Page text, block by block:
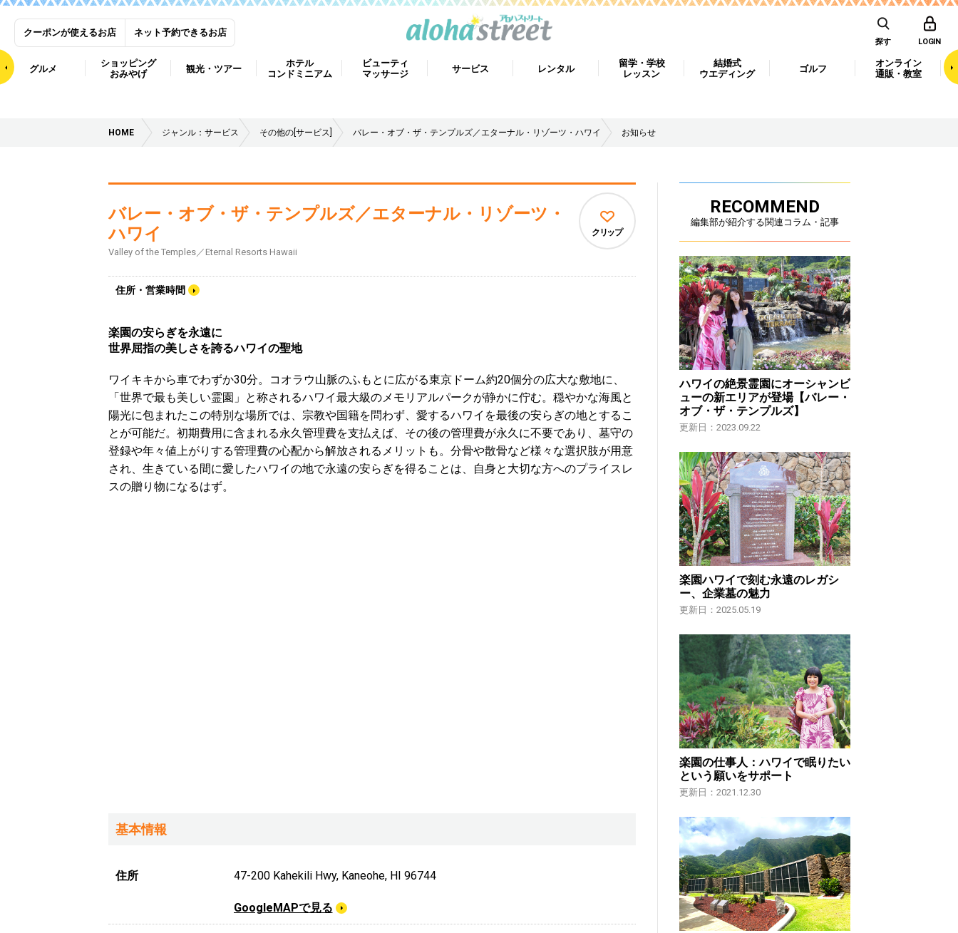
クーポンが使えるお店 ネット予約できるお店
探す LOGIN
グルメ
ショッピング
おみやげ
観光・ツアー
ホテル
コンドミニアム
ビューティ
マッサージ
サービス レンタル
留学・学校
レッスン
結婚式
ウエディング
ゴルフ
オンライン
通販・教室
HOME ジャンル：サービス その他の[サービス] バレー・オブ・ザ・テンプルズ／エターナル・リゾーツ・ハワイ お知らせ
バレー・オブ・ザ・テンプルズ／エターナル・リゾーツ・
ハワイ
Valley of the Temples／Eternal Resorts Hawaii
住所・営業時間
クリップ
楽園の安らぎを永遠に
世界屈指の美しさを誇るハワイの聖地
ワイキキから車でわずか30分。コオラウ山脈のふもとに広がる東京ドーム約20個分の広大な敷地に、
「世界で最も美しい霊園」と称されるハワイ最大級のメモリアルパークが静かに佇む。穏やかな海風と
陽光に包まれたこの特別な場所では、宗教や国籍を問わず、愛するハワイを最後の安らぎの地とするこ
とが可能だ。初期費用に含まれる永久管理費を支払えば、その後の管理費が永久に不要であり、墓守の
登録や年々値上がりする管理費の心配から解放されるメリットも。分骨や散骨など様々な選択肢が用意
され、生きている間に愛したハワイの地で永遠の安らぎを得ることは、自身と大切な方へのプライスレ
スの贈り物になるはず。
基本情報
住所 47-200 Kahekili Hwy, Kaneohe, HI 96744
GoogleMAPで見る
RECOMMEND
編集部が紹介する関連コラム・記事
ハワイの絶景霊園にオーシャンビ
ューの新エリアが登場【バレー・
オブ・ザ・テンプルズ】
更新日：2023.09.22
楽園ハワイで刻む永遠のレガシ
ー、企業墓の魅力
更新日：2025.05.19
楽園の仕事人：ハワイで眠りたい
という願いをサポート
更新日：2021.12.30